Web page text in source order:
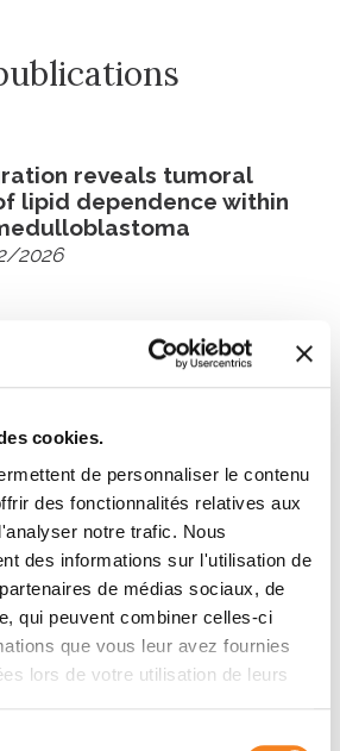
cookies.
de personnaliser le contenu
des fonctionnalités relatives aux
notre trafic. Nous
des informations sur l'utilisation de
de médias sociaux, de
qui peuvent combiner celles-ci
que vous leur avez fournies
lors de votre utilisation de leurs
reveals tumoral
lipid dependence within
2026
epigenome identifies
by nuclear factor I
cancer analysis reveals
association between TGF-
and GLI1/2
01/12/2020